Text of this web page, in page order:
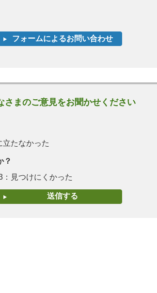
さまのご意見をお聞かせください
立たなかった
？
：見つけにくかった